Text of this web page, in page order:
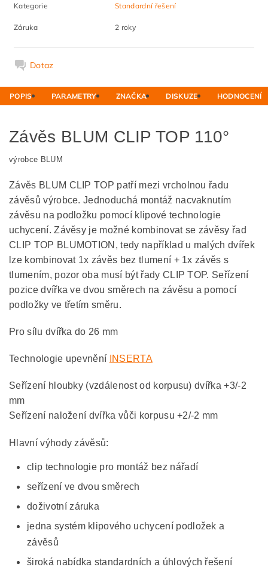
Kategorie Standardní řešení
Záruka 2 roky
Dotaz
POPIS PARAMETRY ZNAČKA DISKUZE HODNOCENÍ
Závěs BLUM CLIP TOP 110°
výrobce BLUM
Závěs BLUM CLIP TOP patří mezi vrcholnou řadu
závěsů výrobce. Jednoduchá montáž nacvaknutím
závěsu na podložku pomocí klipové technologie
uchycení. Závěsy je možné kombinovat se závěsy řad
CLIP TOP BLUMOTION, tedy například u malých dvířek
lze kombinovat 1x závěs bez tlumení + 1x závěs s
tlumením, pozor oba musí být řady CLIP TOP. Seřízení
pozice dvířka ve dvou směrech na závěsu a pomocí
podložky ve třetím směru.
Pro sílu dvířka do 26 mm
Technologie upevnění INSERTA
Seřízení hloubky (vzdálenost od korpusu) dvířka +3/-2
mm
Seřízení naložení dvířka vůči korpusu +2/-2 mm
Hlavní výhody závěsů:
clip technologie pro montáž bez nářadí
seřízení ve dvou směrech
doživotní záruka
jedna systém klipového uchycení podložek a
závěsů
široká nabídka standardních a úhlových řešení